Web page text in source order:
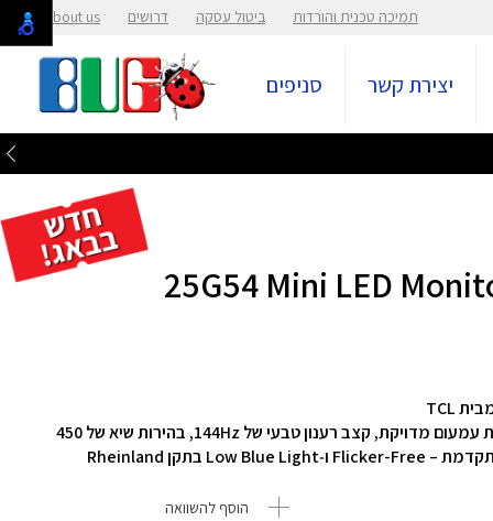
תמיכה טכנית והורדות ביטול עסקה דרושים About us
יצירת קשר סניפים
מסך TCL 25G54 Mini LED בגודל 24.5 אינץ', עם סדרת עמעום מדויקת, קצב רענון טבעי של ‎144Hz, בהירות שיא של ‎450‎
הוסף להשוואה